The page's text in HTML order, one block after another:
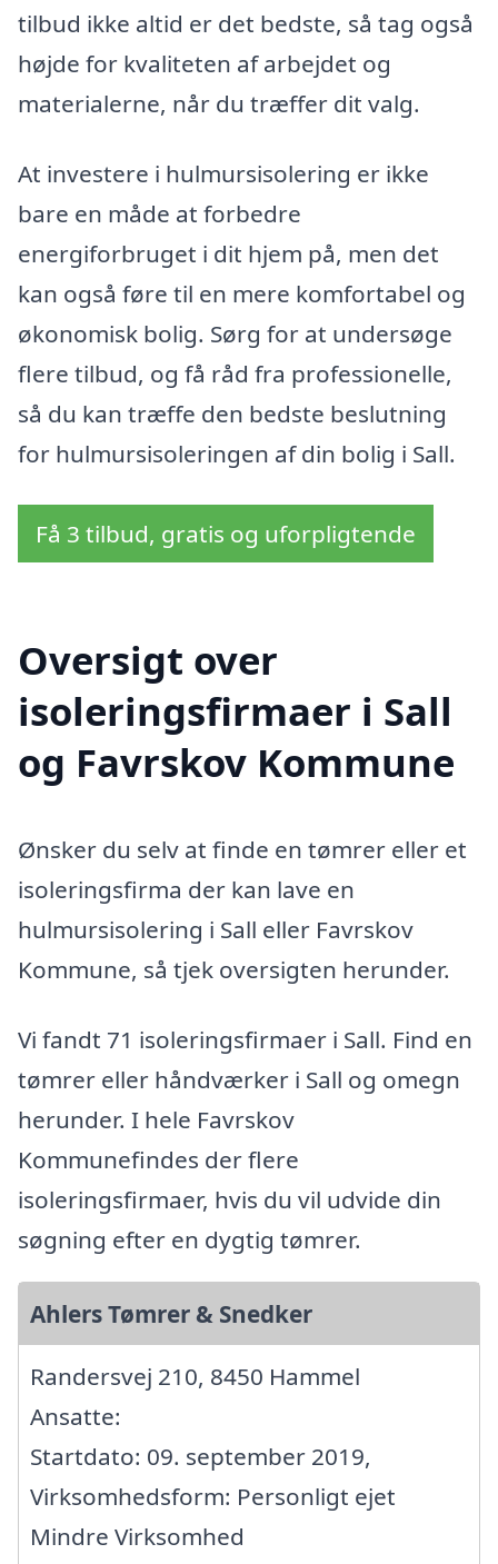
tilbud ikke altid er det bedste, så tag også
højde for kvaliteten af arbejdet og
materialerne, når du træffer dit valg.
At investere i hulmursisolering er ikke
bare en måde at forbedre
energiforbruget i dit hjem på, men det
kan også føre til en mere komfortabel og
økonomisk bolig. Sørg for at undersøge
flere tilbud, og få råd fra professionelle,
så du kan træffe den bedste beslutning
for hulmursisoleringen af din bolig i Sall.
Få 3 tilbud, gratis og uforpligtende
Oversigt over
isoleringsfirmaer i Sall
og Favrskov Kommune
Ønsker du selv at finde en tømrer eller et
isoleringsfirma der kan lave en
hulmursisolering i Sall eller Favrskov
Kommune, så tjek oversigten herunder.
Vi fandt 71 isoleringsfirmaer i Sall. Find en
tømrer eller håndværker i Sall og omegn
herunder. I hele Favrskov
Kommunefindes der flere
isoleringsfirmaer, hvis du vil udvide din
søgning efter en dygtig tømrer.
Ahlers Tømrer & Snedker
Randersvej 210, 8450 Hammel
Ansatte:
Startdato: 09. september 2019,
Virksomhedsform: Personligt ejet
Mindre Virksomhed